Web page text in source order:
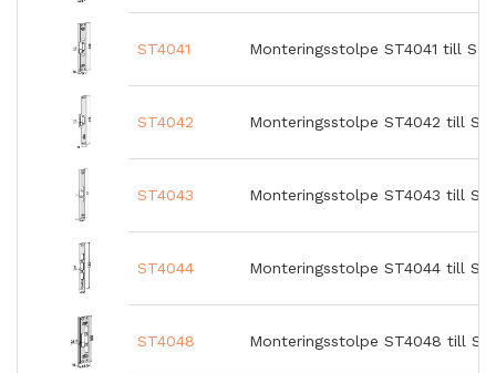
ST4041 Monteringsstolpe ST4041 till
ST4042 Monteringsstolpe ST4042 till
ST4043 Monteringsstolpe ST4043 till
ST4044 Monteringsstolpe ST4044 till
ST4048 Monteringsstolpe ST4048 till